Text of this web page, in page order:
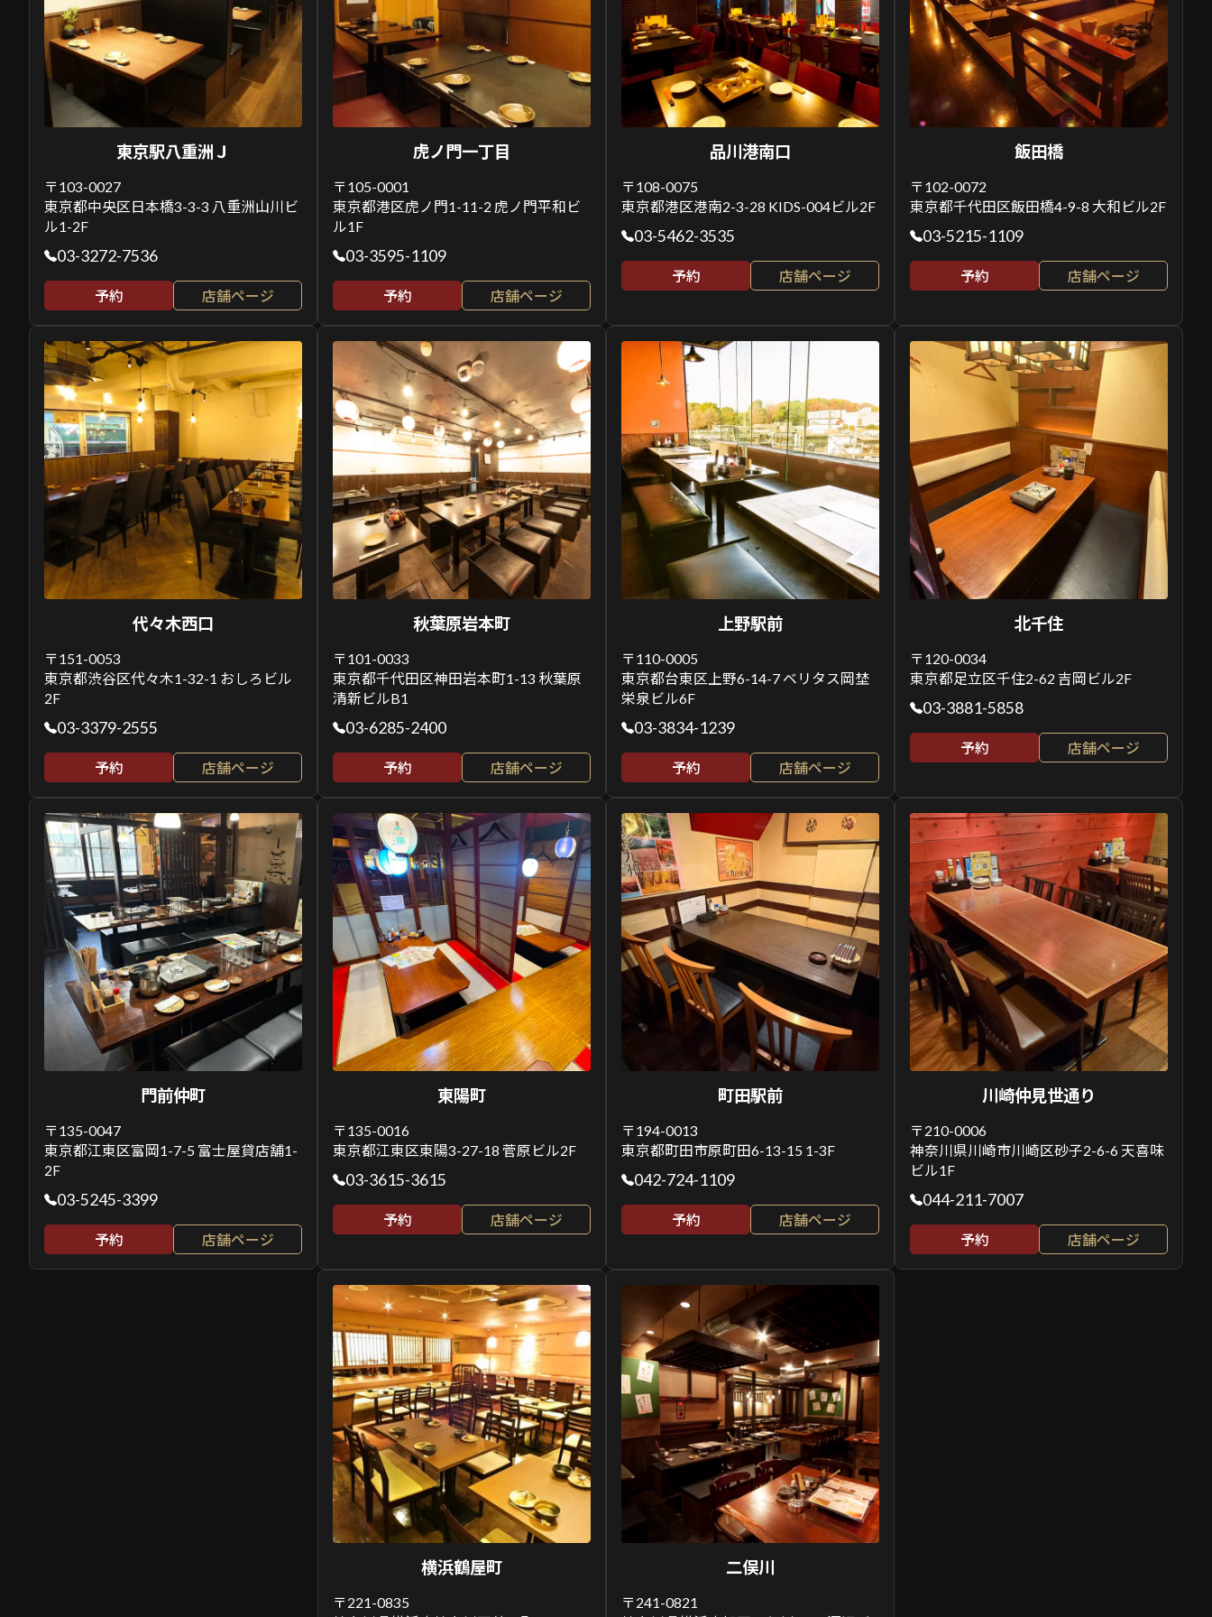
東京駅八重洲Ｊ
〒103-0027
東京都中央区日本橋3-3-3 八重洲山川ビ
ル1-2F
03-3272-7536
予約 店舗ページ
虎ノ門一丁目
〒105-0001
東京都港区虎ノ門1-11-2 虎ノ門平和ビ
ル1F
03-3595-1109
予約 店舗ページ
品川港南口
〒108-0075
東京都港区港南2-3-28 KIDS-004ビル2F
03-5462-3535
予約 店舗ページ
飯田橋
〒102-0072
東京都千代田区飯田橋4-9-8 大和ビル2F
03-5215-1109
予約 店舗ページ
代々木西口
〒151-0053
東京都渋谷区代々木1-32-1 おしろビル
2F
03-3379-2555
予約 店舗ページ
秋葉原岩本町
〒101-0033
東京都千代田区神田岩本町1-13 秋葉原
清新ビルB1
03-6285-2400
予約 店舗ページ
上野駅前
〒110-0005
東京都台東区上野6-14-7 ベリタス岡埜
栄泉ビル6F
03-3834-1239
予約 店舗ページ
北千住
〒120-0034
東京都足立区千住2-62 吉岡ビル2F
03-3881-5858
予約 店舗ページ
門前仲町
〒135-0047
東京都江東区富岡1-7-5 富士屋貸店舗1-
2F
03-5245-3399
予約 店舗ページ
東陽町
〒135-0016
東京都江東区東陽3-27-18 菅原ビル2F
03-3615-3615
予約 店舗ページ
町田駅前
〒194-0013
東京都町田市原町田6-13-15 1-3F
042-724-1109
予約 店舗ページ
川崎仲見世通り
〒210-0006
神奈川県川崎市川崎区砂子2-6-6 天喜味
ビル1F
044-211-7007
予約 店舗ページ
横浜鶴屋町
〒221-0835
二俣川
〒241-0821